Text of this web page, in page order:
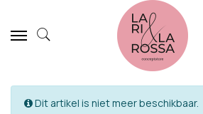
Dit artikel is niet meer beschikbaar.